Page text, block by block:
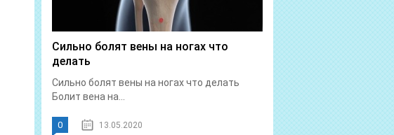
Сильно болят вены на ногах что
делать
Сильно болят вены на ногах что делать
Болит вена на...
0 13.05.2020